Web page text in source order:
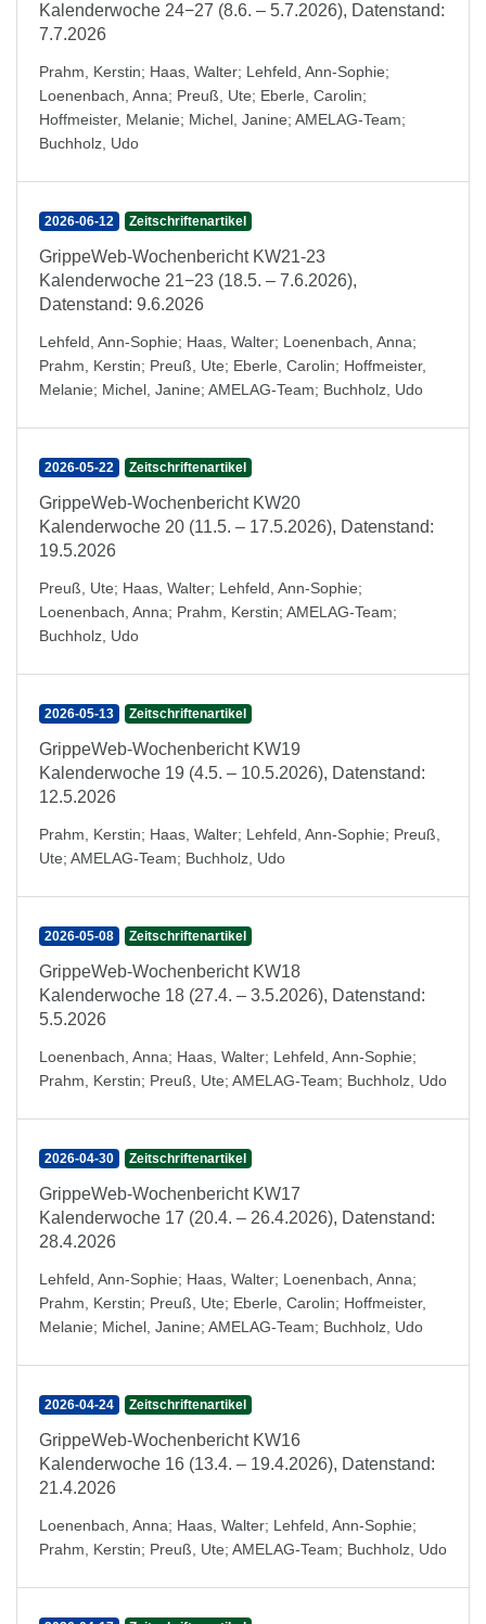
Kalenderwoche 24−27 (8.6. – 5.7.2026), Datenstand:
7.7.2026
Prahm, Kerstin; Haas, Walter; Lehfeld, Ann-Sophie;
Loenenbach, Anna; Preuß, Ute; Eberle, Carolin;
Hoffmeister, Melanie; Michel, Janine; AMELAG-Team;
Buchholz, Udo
2026-06-12 Zeitschriftenartikel
GrippeWeb-Wochenbericht KW21-23
Kalenderwoche 21−23 (18.5. – 7.6.2026),
Datenstand: 9.6.2026
Lehfeld, Ann-Sophie; Haas, Walter; Loenenbach, Anna;
Prahm, Kerstin; Preuß, Ute; Eberle, Carolin; Hoffmeister,
Melanie; Michel, Janine; AMELAG-Team; Buchholz, Udo
2026-05-22 Zeitschriftenartikel
GrippeWeb-Wochenbericht KW20
Kalenderwoche 20 (11.5. – 17.5.2026), Datenstand:
19.5.2026
Preuß, Ute; Haas, Walter; Lehfeld, Ann-Sophie;
Loenenbach, Anna; Prahm, Kerstin; AMELAG-Team;
Buchholz, Udo
2026-05-13 Zeitschriftenartikel
GrippeWeb-Wochenbericht KW19
Kalenderwoche 19 (4.5. – 10.5.2026), Datenstand:
12.5.2026
Prahm, Kerstin; Haas, Walter; Lehfeld, Ann-Sophie; Preuß,
Ute; AMELAG-Team; Buchholz, Udo
2026-05-08 Zeitschriftenartikel
GrippeWeb-Wochenbericht KW18
Kalenderwoche 18 (27.4. – 3.5.2026), Datenstand:
5.5.2026
Loenenbach, Anna; Haas, Walter; Lehfeld, Ann-Sophie;
Prahm, Kerstin; Preuß, Ute; AMELAG-Team; Buchholz, Udo
2026-04-30 Zeitschriftenartikel
GrippeWeb-Wochenbericht KW17
Kalenderwoche 17 (20.4. – 26.4.2026), Datenstand:
28.4.2026
Lehfeld, Ann-Sophie; Haas, Walter; Loenenbach, Anna;
Prahm, Kerstin; Preuß, Ute; Eberle, Carolin; Hoffmeister,
Melanie; Michel, Janine; AMELAG-Team; Buchholz, Udo
2026-04-24 Zeitschriftenartikel
GrippeWeb-Wochenbericht KW16
Kalenderwoche 16 (13.4. – 19.4.2026), Datenstand:
21.4.2026
Loenenbach, Anna; Haas, Walter; Lehfeld, Ann-Sophie;
Prahm, Kerstin; Preuß, Ute; AMELAG-Team; Buchholz, Udo